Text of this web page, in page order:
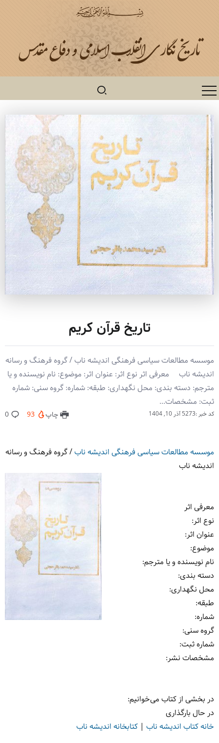
تاریخ قرآن کریم
موسسه مطالعات سیاسی فرهنگی اندیشه ناب / گروه فرهنگ و رسانه
اندیشه ناب معرفی اثر نوع اثر: عنوان اثر: موضوع: نام نویسنده و یا
مترجم: دسته بندی: محل نگهداری: طبقه: شماره: گروه سنی: شماره
ثبت: مشخصات...
کد خبر :5273 آذر 10, 1404 چاپ 93
0
موسسه مطالعات سیاسی فرهنگی اندیشه ناب/گروه فرهنگ و رسانه
اندیشه ناب
معرفی اثر
نوع اثر:
عنوان اثر:
موضوع:
نام نویسنده و یا مترجم:
دسته بندی:
محل نگهداری:
طبقه:
شماره:
گروه سنی:
شماره ثبت:
مشخصات نشر: ‏‫
در بخشی از کتاب می‌خوانیم:
در حال بارگذاری
خانه کتاب اندیشه ناب | کتابخانه اندیشه ناب